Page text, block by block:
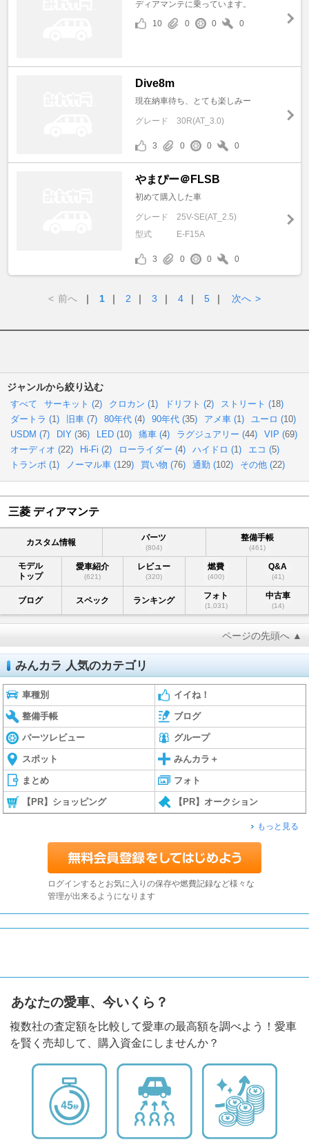
ディアマンテに乗っています。
10
0 0 0
Dive8m
現在納車待ち、とても楽しみー
グレード 30R(AT_3.0)
3 0 0 0
やまぴー＠FLSB
初めて購入した車
グレード
25V-SE(AT_2.5)
型式
E-F15A
3 0 0 0
< 前へ ｜ 1 ｜ 2 ｜ 3 ｜ 4 ｜ 5 ｜ 次へ >
ジャンルから絞り込む
すべて サーキット (2) クロカン (1) ドリフト (2) ストリート (18)
ダートラ (1) 旧車 (7) 80年代 (4) 90年代 (35) アメ車 (1) ユーロ (10)
USDM (7) DIY (36) LED (10) 痛車 (4) ラグジュアリー (44) VIP (69)
オーディオ (22) Hi-Fi (2) ローライダー (4) ハイドロ (1) エコ (5)
トランポ (1) ノーマル車 (129) 買い物 (76) 通勤 (102) その他 (22)
三菱 ディアマンテ
カスタム情報 パーツ
(804)
整備手帳
(461)
モデル
トップ
愛車紹介
(621)
レビュー
(320)
燃費
(400)
Q&A
(41)
ブログ スペック ランキング フォト
(1,031)
中古車
(14)
ページの先頭へ ▲
みんカラ 人気のカテゴリ
車種別 イイね！
整備手帳 ブログ
パーツレビュー グループ
スポット みんカラ＋
まとめ フォト
【PR】ショッピング 【PR】オークション
もっと見る
ログインするとお気に入りの保存や燃費記録など様々な
管理が出来るようになります
あなたの愛車、今いくら？
複数社の査定額を比較して愛車の最高額を調べよう！愛車
を賢く売却して、購入資金にしませんか？